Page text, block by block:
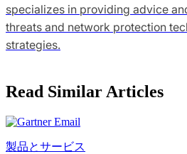
specializes in providing advice
threats and network protection
strategies.
Read Similar Articles
製品とサービス